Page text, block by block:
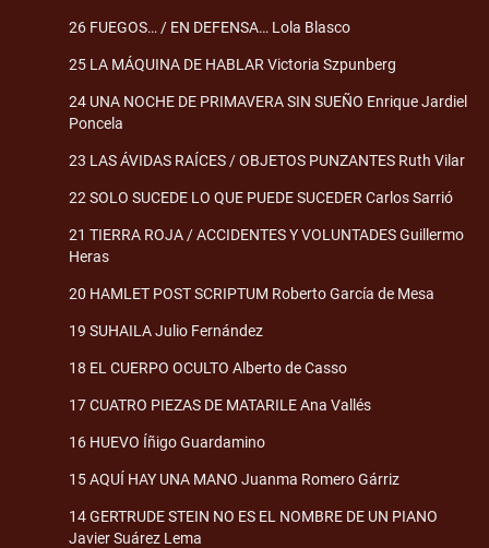
26 FUEGOS… / EN DEFENSA… Lola Blasco
25 LA MÁQUINA DE HABLAR Victoria Szpunberg
24 UNA NOCHE DE PRIMAVERA SIN SUEÑO Enrique Jardiel
Poncela
23 LAS ÁVIDAS RAÍCES / OBJETOS PUNZANTES Ruth Vilar
22 SOLO SUCEDE LO QUE PUEDE SUCEDER Carlos Sarrió
21 TIERRA ROJA / ACCIDENTES Y VOLUNTADES Guillermo
Heras
20 HAMLET POST SCRIPTUM Roberto García de Mesa
19 SUHAILA Julio Fernández
18 EL CUERPO OCULTO Alberto de Casso
17 CUATRO PIEZAS DE MATARILE Ana Vallés
16 HUEVO Íñigo Guardamino
15 AQUÍ HAY UNA MANO Juanma Romero Gárriz
14 GERTRUDE STEIN NO ES EL NOMBRE DE UN PIANO
Javier Suárez Lema